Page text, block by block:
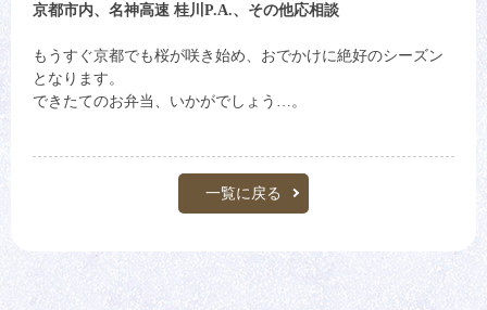
京都市内、名神高速 桂川P.A.、その他応相談
もうすぐ京都でも桜が咲き始め、おでかけに絶好のシーズン
となります。
できたてのお弁当、いかがでしょう…。
一覧に戻る